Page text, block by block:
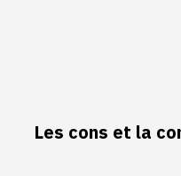
Les cons et la